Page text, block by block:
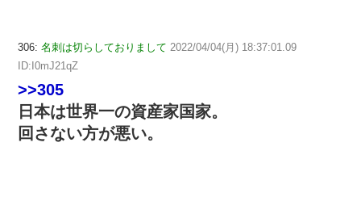
306: 名刺は切らしておりまして 2022/04/04(月) 18:37:01.09
ID:I0mJ21qZ
>>305
日本は世界一の資産家国家。
回さない方が悪い。